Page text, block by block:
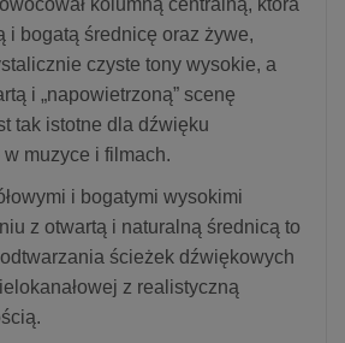
i bogatą średnicę oraz żywe,
czyste tony wysokie, a
i „napowietrzoną” scenę
tak istotne dla dźwięku
muzyce i filmach.
i bogatymi wysokimi
z otwartą i naturalną średnicą to
ścieżek dźwiękowych
z realistyczną